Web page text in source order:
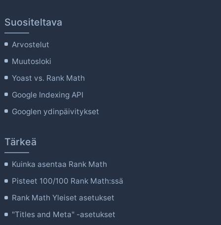
Suositeltava
Arvostelut
Muutosloki
Yoast vs. Rank Math
Google Indexing API
Googlen ydinpäivitykset
Tärkeä
Kuinka asentaa Rank Math
Pisteet 100/100 Rank Math:ssä
Rank Math Yleiset asetukset
"Titles and Meta" -asetukset